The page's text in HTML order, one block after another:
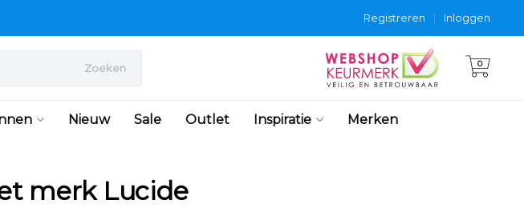
Inloggen
|
Registreren
Zoeken 0
Nieuw Sale Outlet Inspiratie Merken
merk Lucide